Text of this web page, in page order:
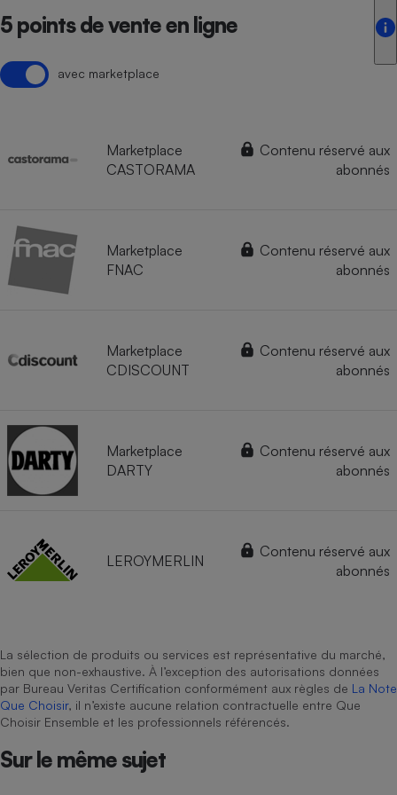
5 points de vente en ligne
avec marketplace
Marketplace
CASTORAMA
Contenu réservé aux
abonnés
Marketplace
FNAC
Contenu réservé aux
abonnés
Marketplace
CDISCOUNT
Contenu réservé aux
abonnés
Marketplace
DARTY
Contenu réservé aux
abonnés
LEROYMERLIN
Contenu réservé aux
abonnés
La sélection de produits ou services est représentative du marché,
bien que non-exhaustive. À l’exception des autorisations données
par Bureau Veritas Certification conformément aux règles de La Note
Que Choisir, il n’existe aucune relation contractuelle entre Que
Choisir Ensemble et les professionnels référencés.
Sur le même sujet